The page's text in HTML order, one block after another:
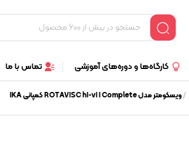
کارگاه‌ها و دوره‌های آموزشی تماس با ما
/ویسکومتر مدل ROTAVISC hi-vi I Complete کمپانی IKA